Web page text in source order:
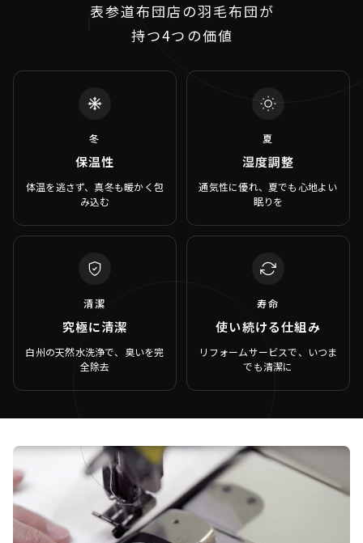
表参道布団店の羽毛布団が
持つ4つの価値
冬
保温性
体温を逃さず、真冬も暖かく包
み込む
夏
湿度調整
通気性に優れ、夏でも心地よい
眠りを
清潔
究極に清潔
白州の天然水洗浄で、臭いを完
全除去
寿命
使い続ける仕組み
リフォームサービスで、いつま
でも清潔に